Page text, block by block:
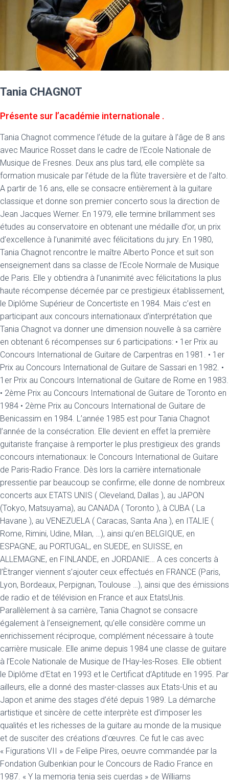
Tania CHAGNOT
Présente sur l’académie internationale .
Tania Chagnot commence l’étude de la guitare à l’âge de 8 ans
avec Maurice Rosset dans le cadre de l’Ecole Nationale de
Musique de Fresnes. Deux ans plus tard, elle complète sa
formation musicale par l’étude de la flûte traversière et de l’alto.
A partir de 16 ans, elle se consacre entièrement à la guitare
classique et donne son premier concerto sous la direction de
Jean Jacques Werner. En 1979, elle termine brillamment ses
études au conservatoire en obtenant une médaille d’or, un prix
d’excellence à l’unanimité avec félicitations du jury. En 1980,
Tania Chagnot rencontre le maître Alberto Ponce et suit son
enseignement dans sa classe de l’Ecole Normale de Musique
de Paris. Elle y obtiendra à l’unanimité avec félicitations la plus
haute récompense décernée par ce prestigieux établissement,
le Diplôme Supérieur de Concertiste en 1984. Mais c’est en
participant aux concours internationaux d’interprétation que
Tania Chagnot va donner une dimension nouvelle à sa carrière
en obtenant 6 récompenses sur 6 participations: • 1er Prix au
Concours International de Guitare de Carpentras en 1981. • 1er
Prix au Concours International de Guitare de Sassari en 1982. •
1er Prix au Concours International de Guitare de Rome en 1983.
• 2ème Prix au Concours International de Guitare de Toronto en
1984 • 2ème Prix au Concours International de Guitare de
Benicassim en 1984. L’année 1985 est pour Tania Chagnot
l’année de la consécration. Elle devient en effet la première
guitariste française à remporter le plus prestigieux des grands
concours internationaux: le Concours International de Guitare
de Paris-Radio France. Dès lors la carrière internationale
pressentie par beaucoup se confirme; elle donne de nombreux
concerts aux ETATS UNIS ( Cleveland, Dallas ), au JAPON
(Tokyo, Matsuyama), au CANADA ( Toronto ), à CUBA ( La
Havane ), au VENEZUELA ( Caracas, Santa Ana ), en ITALIE (
Rome, Rimini, Udine, Milan, …), ainsi qu’en BELGIQUE, en
ESPAGNE, au PORTUGAL, en SUEDE, en SUISSE, en
ALLEMAGNE, en FINLANDE, en JORDANIE… A ces concerts à
l’Ètranger viennent s’ajouter ceux effectués en FRANCE (Paris,
Lyon, Bordeaux, Perpignan, Toulouse …), ainsi que des émissions
de radio et de télévision en France et aux EtatsUnis.
Parallèlement à sa carrière, Tania Chagnot se consacre
également à l’enseignement, qu’elle considère comme un
enrichissement réciproque, complément nécessaire à toute
carrière musicale. Elle anime depuis 1984 une classe de guitare
à l’Ecole Nationale de Musique de l’Hay-les-Roses. Elle obtient
le Diplôme d’Etat en 1993 et le Certificat d’Aptitude en 1995. Par
ailleurs, elle a donné des master-classes aux Etats-Unis et au
Japon et anime des stages d’été depuis 1989. La démarche
artistique et sincère de cette interprète est d’imposer les
qualités et les richesses de la guitare au monde de la musique
et de susciter des créations d’œuvres. Ce fut le cas avec
« Figurations VII » de Felipe Pires, oeuvre commandée par la
Fondation Gulbenkian pour le Concours de Radio France en
1987. « Y la memoria tenia seis cuerdas » de Williams